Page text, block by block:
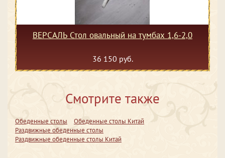
ВЕРСАЛЬ Стол овальный на тумбах 1,6-2,0
36 150 руб.
Смотрите также
Обеденные столы
Обеденные столы Китай
Раздвижные обеденные столы
Раздвижные обеденные столы Китай